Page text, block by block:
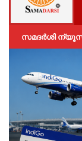
സമദർശി